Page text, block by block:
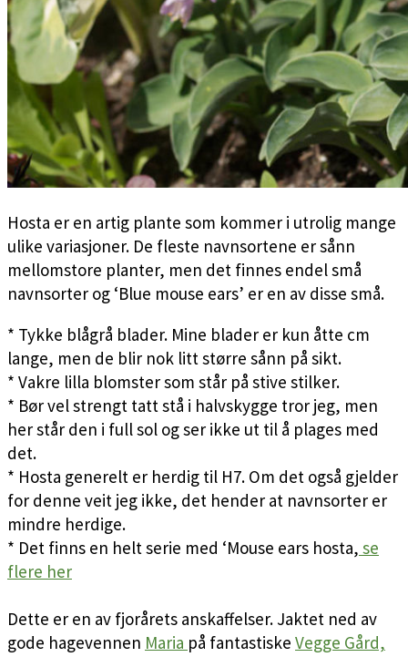
Hosta er en artig plante som kommer i utrolig mange
ulike variasjoner. De fleste navnsortene er sånn
mellomstore planter, men det finnes endel små
navnsorter og ‘Blue mouse ears’ er en av disse små.
* Tykke blågrå blader. Mine blader er kun åtte cm
lange, men de blir nok litt større sånn på sikt.
* Vakre lilla blomster som står på stive stilker.
* Bør vel strengt tatt stå i halvskygge tror jeg, men
her står den i full sol og ser ikke ut til å plages med
det.
* Hosta generelt er herdig til H7. Om det også gjelder
for denne veit jeg ikke, det hender at navnsorter er
mindre herdige.
* Det finns en helt serie med ‘Mouse ears hosta, se
flere her
Dette er en av fjorårets anskaffelser. Jaktet ned av
gode hagevennen Maria på fantastiske Vegge Gård,